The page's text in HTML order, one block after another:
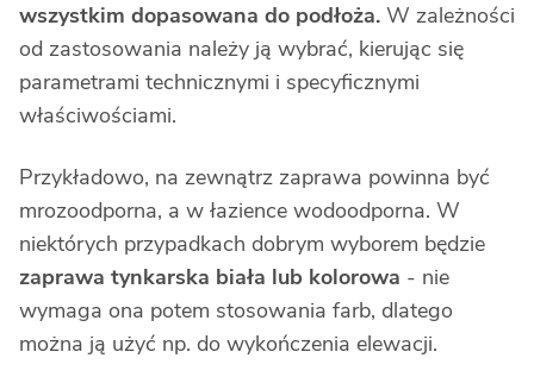
wszystkim dopasowana do podłoża. W zależności
od zastosowania należy ją wybrać, kierując się
parametrami technicznymi i specyficznymi
właściwościami.
Przykładowo, na zewnątrz zaprawa powinna być
mrozoodporna, a w łazience wodoodporna. W
niektórych przypadkach dobrym wyborem będzie
zaprawa tynkarska biała lub kolorowa - nie
wymaga ona potem stosowania farb, dlatego
można ją użyć np. do wykończenia elewacji.